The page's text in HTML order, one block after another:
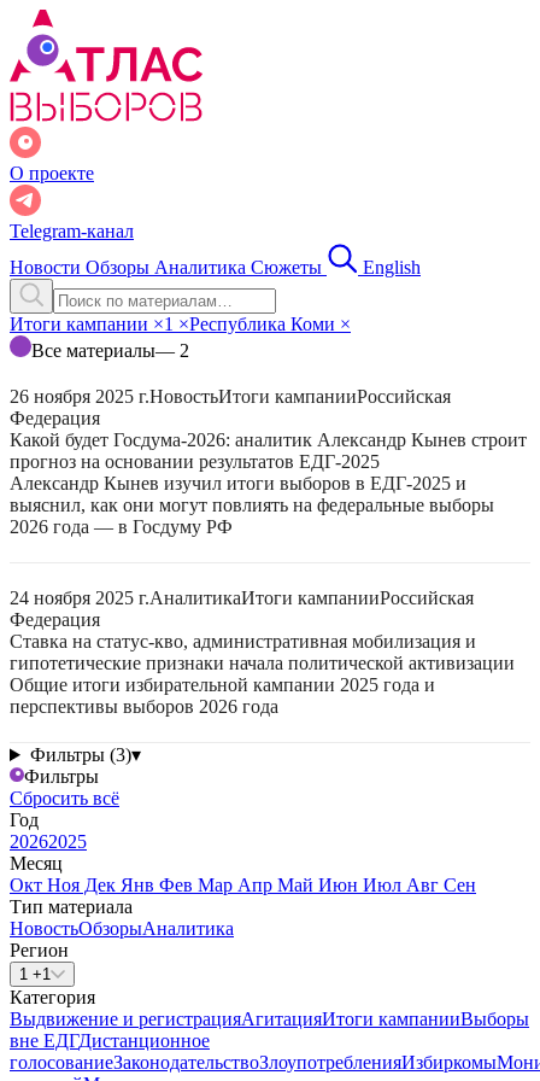
О проекте
Telegram-канал
Новости Обзоры Аналитика Сюжеты English
Итоги кампании ×1 ×Республика Коми ×
Все материалы— 2
26 ноября 2025 г.НовостьИтоги кампанииРоссийская
Федерация
Какой будет Госдума-2026: аналитик Александр Кынев строит
прогноз на основании результатов ЕДГ-2025
Александр Кынев изучил итоги выборов в ЕДГ-2025 и
выяснил, как они могут повлиять на федеральные выборы
2026 года — в Госдуму РФ
24 ноября 2025 г.АналитикаИтоги кампанииРоссийская
Федерация
Ставка на статус-кво, административная мобилизация и
гипотетические признаки начала политической активизации
Общие итоги избирательной кампании 2025 года и
перспективы выборов 2026 года
Фильтры (3)▾
Фильтры
Сбросить всё
Год
20262025
Месяц
Окт Ноя Дек Янв Фев Мар Апр Май Июн Июл Авг Сен
Тип материала
НовостьОбзорыАналитика
Регион
1 +1
Категория
Выдвижение и регистрацияАгитацияИтоги кампанииВыборы
вне ЕДГДистанционное
голосованиеЗаконодательствоЗлоупотребленияИзбиркомы